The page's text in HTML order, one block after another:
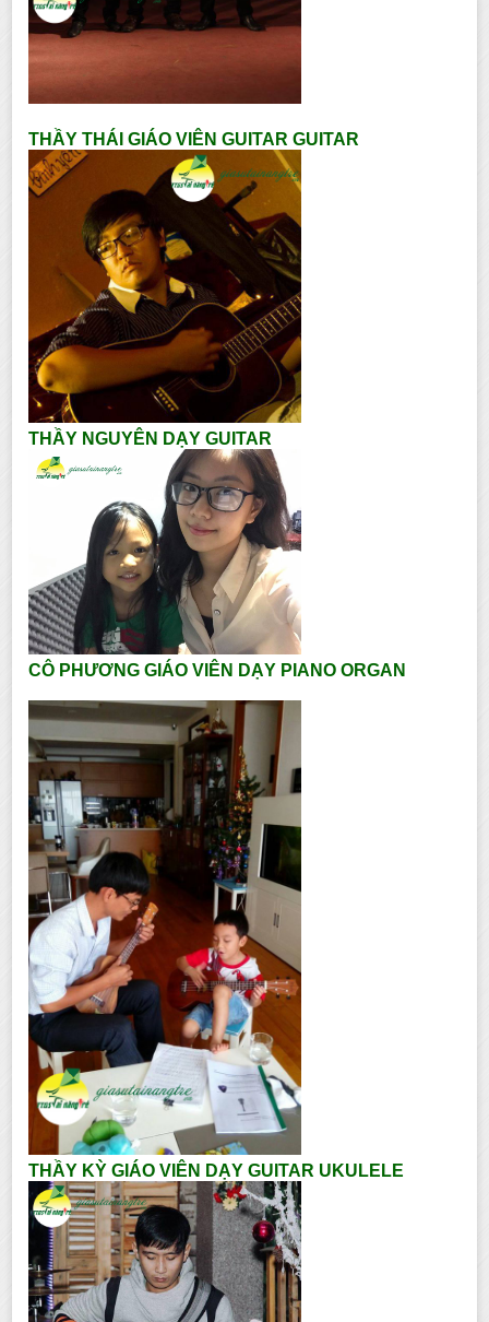
THẦY THÁI GIÁO VIÊN GUITAR GUITAR
THẦY NGUYÊN DẠY GUITAR
CÔ PHƯƠNG GIÁO VIÊN DẠY PIANO ORGAN
THẦY KỲ GIÁO VIÊN DẠY GUITAR UKULELE